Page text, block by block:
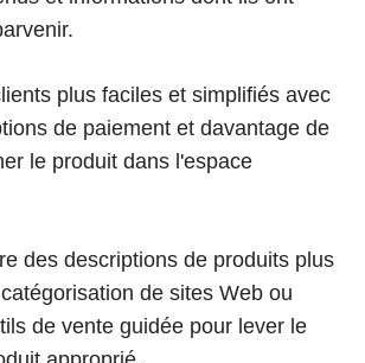
plus faciles et simplifiés avec
de paiement et davantage de
le produit dans l'espace
des descriptions de produits plus
de sites Web ou
de vente guidée pour lever le